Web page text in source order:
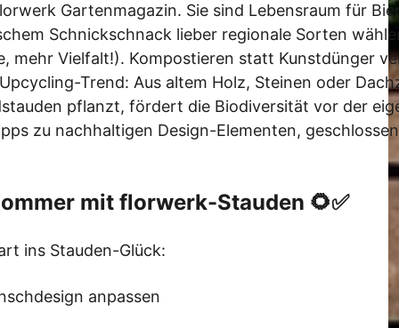
Gartenmagazin. Sie sind Lebensraum für
Schnickschnack lieber regionale Sorten
mehr Vielfalt!). Kompostieren statt Kunstdünger
Trend: Aus altem Holz, Steinen oder
pflanzt, fördert die Biodiversität vor der
zu nachhaltigen Design-Elementen,
mit florwerk-Stauden 🌻✅
ins Stauden-Glück:
anpassen